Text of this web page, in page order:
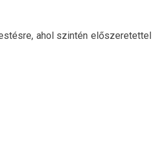
, ahol szintén előszeretettel